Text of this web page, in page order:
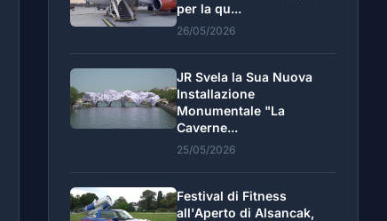
per la qu...
26/05/2026
JR Svela la Sua Nuova
Installazione
Monumentale "La
Caverne...
25/05/2026
Festival di Fitness
all'Aperto di Alsancak,